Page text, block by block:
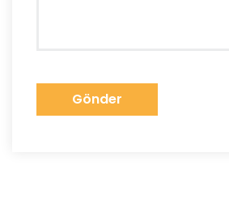
Gönder